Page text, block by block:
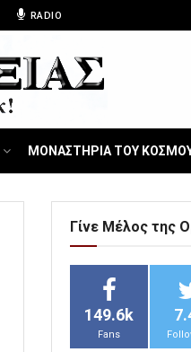
RADIO
ΜΟΝΑΣΤΗΡΙΑ ΤΟΥ
Γίνε Μέλος της
149.6k
Fans